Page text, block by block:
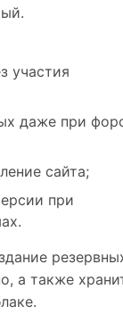
участия
даже при
сайта;
при
а также